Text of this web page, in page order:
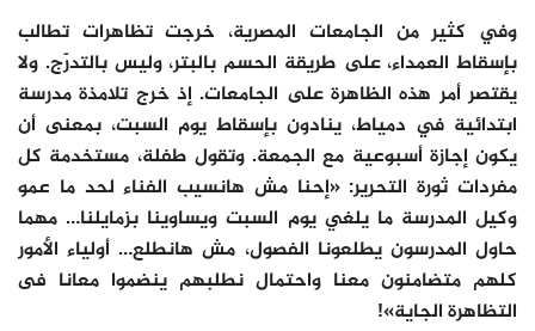
وفي كثير من الجامعات المصرية، خرجت تظاهرات تطالب
بإسقاط العمداء، على طريقة الحسم بالبتر، وليس بالتدرّج. ولا
يقتصر أمر هذه الظاهرة على الجامعات. إذ خرج تلامذة مدرسة
ابتدائية في دمياط، ينادون بإسقاط يوم السبت، بمعنى أن
يكون إجازة أسبوعية مع الجمعة. وتقول طفلة، مستخدمة كل
مفردات ثورة التحرير: «إحنا مش هانسيب الفناء لحد ما عمو
وكيل المدرسة ما يلغي يوم السبت ويساوينا بزمايلنا… مهما
حاول المدرسون يطلعونا الفصول، مش هانطلع… أولياء الأمور
كلهم متضامنون معنا واحتمال نطلبهم ينضموا معانا فى
التظاهرة الجاية»!